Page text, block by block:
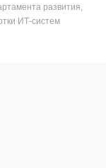
развития,
ИТ-систем